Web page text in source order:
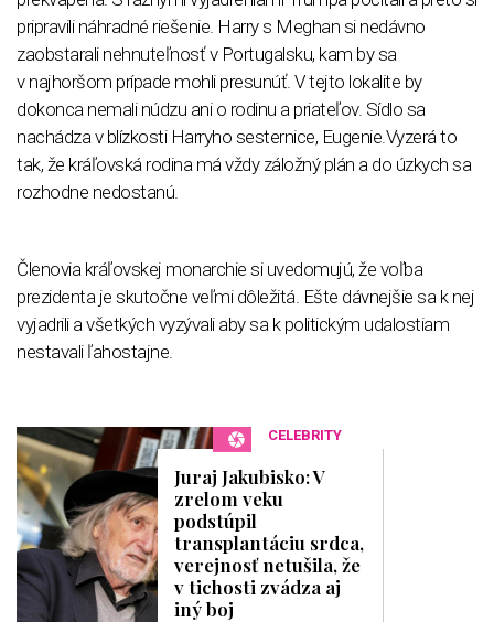
pripravili náhradné riešenie. Harry s Meghan si nedávno
zaobstarali nehnuteľnosť v Portugalsku, kam by sa
v najhoršom prípade mohli presunúť. V tejto lokalite by
dokonca nemali núdzu ani o rodinu a priateľov. Sídlo sa
nachádza v blízkosti Harryho sesternice, Eugenie.Vyzerá to
tak, že kráľovská rodina má vždy záložný plán a do úzkych sa
rozhodne nedostanú.
Členovia kráľovskej monarchie si uvedomujú, že voľba
prezidenta je skutočne veľmi dôležitá. Ešte dávnejšie sa k nej
vyjadrili a všetkých vyzývali aby sa k politickým udalostiam
nestavali ľahostajne.
CELEBRITY
Juraj Jakubisko: V
zrelom veku
podstúpil
transplantáciu srdca,
verejnosť netušila, že
v tichosti zvádza aj
iný boj